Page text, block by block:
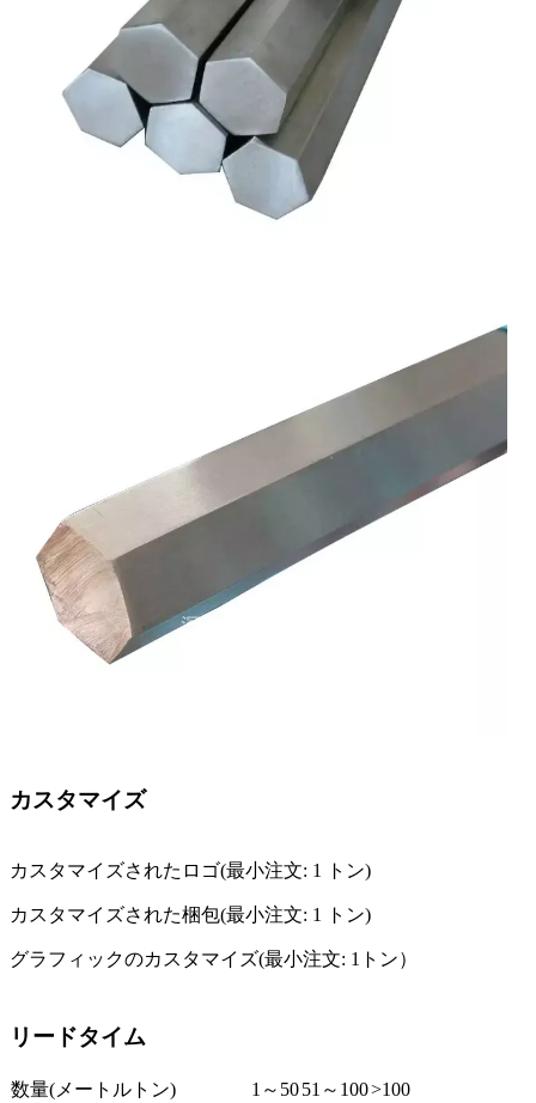
カスタマイズ
カスタマイズされたロゴ(最小注文: 1 トン)
カスタマイズされた梱包(最小注文: 1 トン)
グラフィックのカスタマイズ(最小注文: 1 トン）
リードタイム
数量(メートルトン) 1～5051～100>100